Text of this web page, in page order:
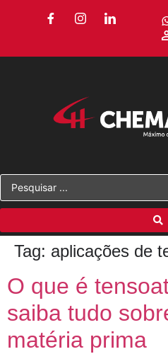
Tag: aplicações de
O que é
saiba tudo
matéria prima